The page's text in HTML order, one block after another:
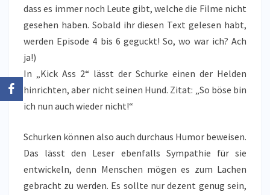
dass es immer noch Leute gibt, welche die Filme nicht
gesehen haben. Sobald ihr diesen Text gelesen habt,
werden Episode 4 bis 6 geguckt! So, wo war ich? Ach
ja!)
In „Kick Ass 2“ lässt der Schurke einen der Helden
hinrichten, aber nicht seinen Hund. Zitat: „So böse bin
ich nun auch wieder nicht!“
Schurken können also auch durchaus Humor beweisen.
Das lässt den Leser ebenfalls Sympathie für sie
entwickeln, denn Menschen mögen es zum Lachen
gebracht zu werden. Es sollte nur dezent genug sein,